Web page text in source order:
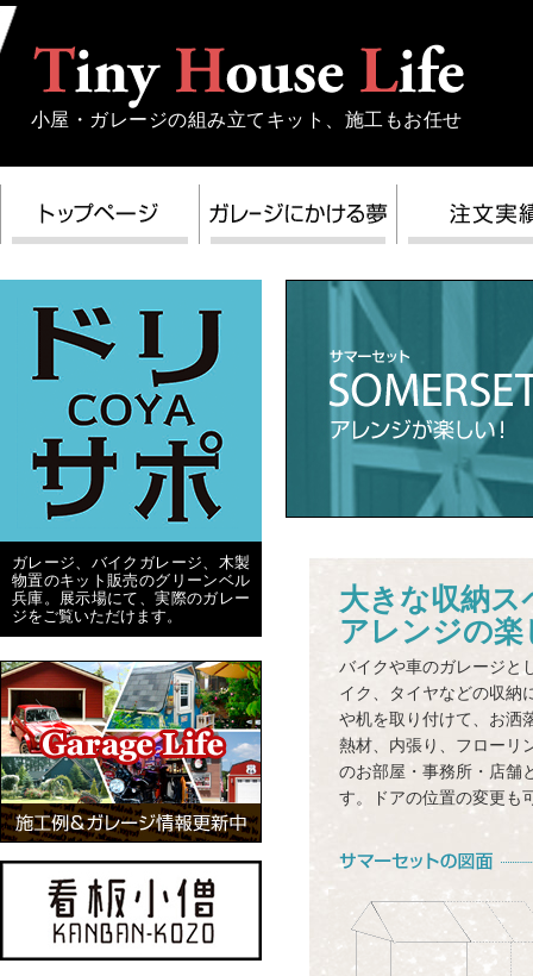
小屋・ガレージの組み立てキット、施工もお任せ
ガレージ、バイクガレージ、木製
物置のキット販売のグリーンベル
兵庫。展示場にて、実際のガレー
ジをご覧いただけます。
大きな収納ス
アレンジの
バイクや車のガレージと
イク、タイヤなどの収納
や机を取り付けて、お洒
熱材、内張り、フローリ
のお部屋・事務所・店舗
す。ドアの位置の変更も